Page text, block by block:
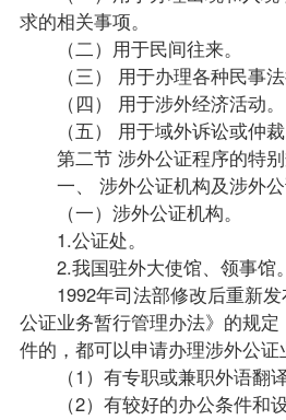
求的相关事项。
（二）用于民间往来。
（三） 用于办理各种民事法
（四） 用于涉外经济活动。
（五） 用于域外诉讼或仲裁
第二节 涉外公证程序的特别
一、 涉外公证机构及涉外公
（一）涉外公证机构。
1.公证处。
2.我国驻外大使馆、领事馆。
1992年司法部修改后重新发
公证业务暂行管理办法》的规
件的，都可以申请办理涉外公证
（1）有专职或兼职外语翻
（2）有较好的办公条件和设